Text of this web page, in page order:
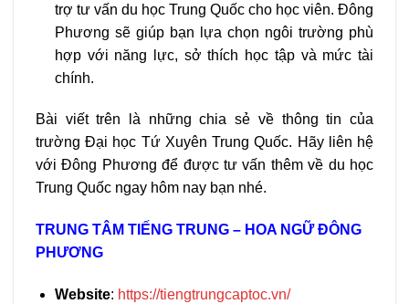
trợ tư vấn du học Trung Quốc cho học viên. Đông
Phương sẽ giúp bạn lựa chọn ngôi trường phù
hợp với năng lực, sở thích học tập và mức tài
chính.
Bài viết trên là những chia sẻ về thông tin của
trường Đại học Tứ Xuyên Trung Quốc. Hãy liên hệ
với Đông Phương để được tư vấn thêm về du học
Trung Quốc ngay hôm nay bạn nhé.
TRUNG TÂM TIẾNG TRUNG – HOA NGỮ ĐÔNG
PHƯƠNG
Website: https://tiengtrungcaptoc.vn/